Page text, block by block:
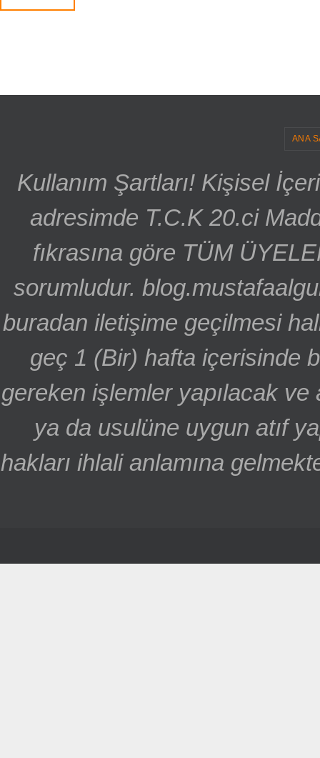
ANA
Kullanım Şartları! Kişisel
adresimde T.C.K 20.ci
fıkrasına göre TÜM
sorumludur.
buradan iletişime geçilmesi
geç 1 (Bir) hafta içerisinde
gereken işlemler yapılacak ve
ya da usulüne uygun atıf
hakları ihlali anlamına